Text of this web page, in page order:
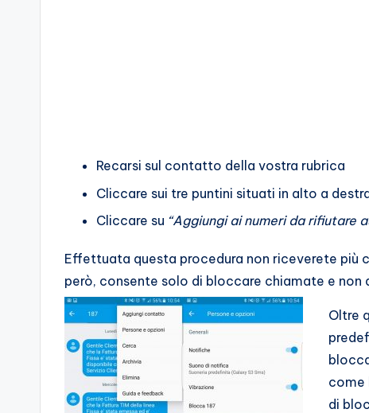
Recarsi sul contatto della vostra rubrica
Cliccare sui tre puntini situati in alto a
Cliccare su “Aggiungi ai numeri da rifiutare
Effettuata questa procedura non riceverete più
però, consente solo di bloccare chiamate e non
Oltre
come
di